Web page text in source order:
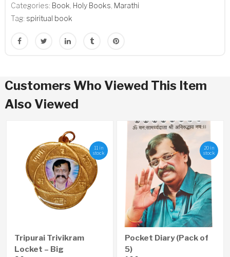
Categories: Book Holy Books Marathi
Tag: spiritual book
Customers Who Viewed This Item
Also Viewed
11 in
stock
Tripurai Trivikram
Locket – Big
20 in
stock
Pocket Diary (Pack of
5)